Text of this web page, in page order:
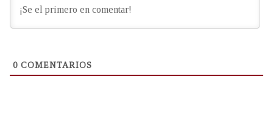
0 COMENTARIOS